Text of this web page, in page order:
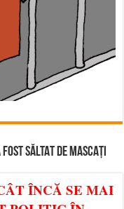
SĂLTAT DE MASCAȚI
ÎNCĂ SE MAI